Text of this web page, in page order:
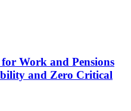
Work and Pensions
and Zero Critical